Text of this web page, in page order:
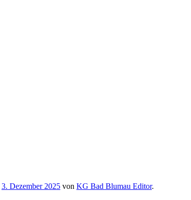
3. Dezember 2025 von KG Bad Blumau Editor.